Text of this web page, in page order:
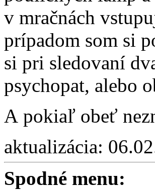
v mračnách
prípadom som si
si pri sledovaní
psychopat, alebo
A pokiaľ obeť
aktualizácia:
Spodné menu: